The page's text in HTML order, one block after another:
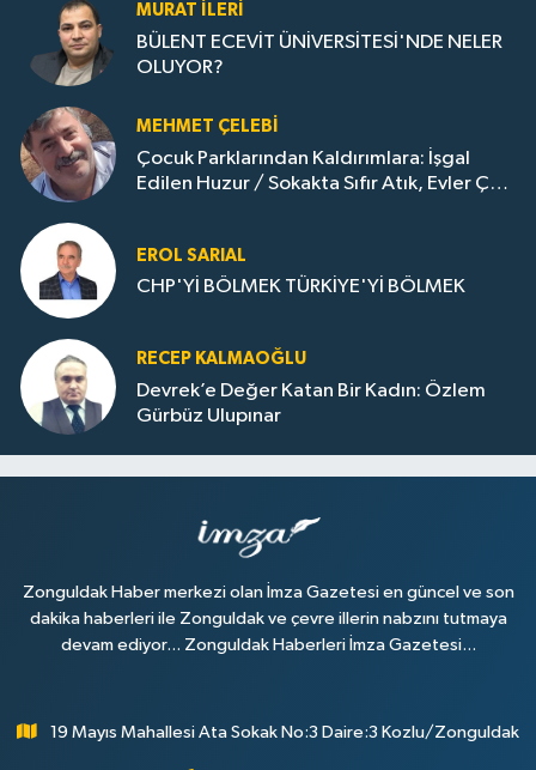
MURAT İLERI
BÜLENT ECEVİT ÜNİVERSİTESİ'NDE NELER
OLUYOR?
MEHMET ÇELEBI
Çocuk Parklarından Kaldırımlara: İşgal
Edilen Huzur / Sokakta Sıfır Atık, Evler Çöp
EROL SARIAL
CHP'Yİ BÖLMEK TÜRKİYE'Yİ BÖLMEK
RECEP KALMAOĞLU
Devrek’e Değer Katan Bir Kadın: Özlem
Gürbüz Ulupınar
Zonguldak Haber merkezi olan İmza Gazetesi en güncel ve son
dakika haberleri ile Zonguldak ve çevre illerin nabzını tutmaya
devam ediyor... Zonguldak Haberleri İmza Gazetesi...
19 Mayıs Mahallesi Ata Sokak No:3 Daire:3 Kozlu/Zonguldak